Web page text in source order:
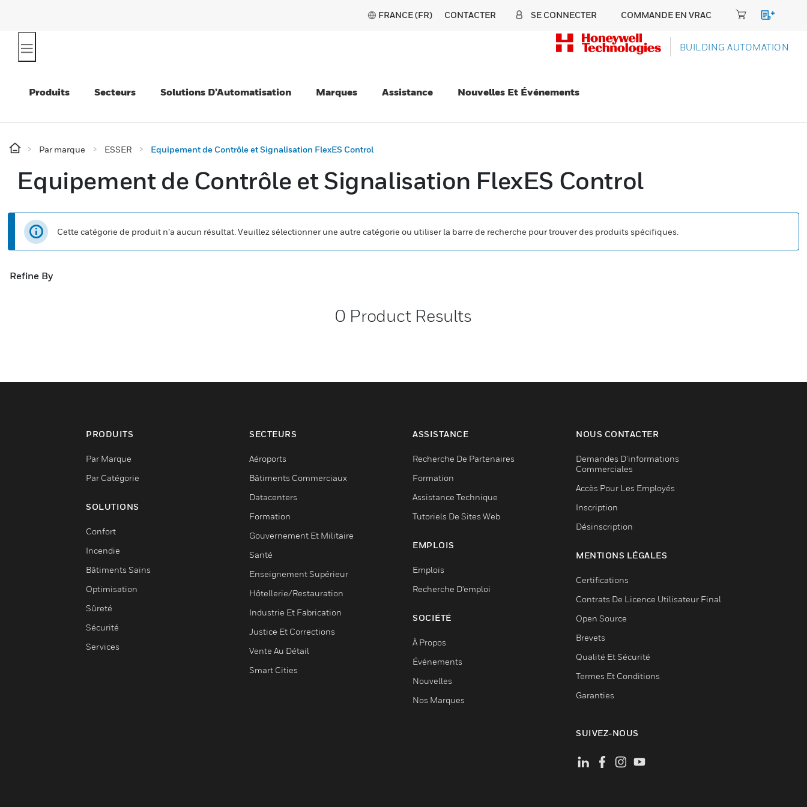
FRANCE (FR) CONTACTER SE CONNECTER COMMANDE EN VRAC
BUILDING AUTOMATION
Produits Secteurs Solutions D’Automatisation Marques Assistance Nouvelles Et Événements
Par marque ESSER Equipement de Contrôle et Signalisation FlexES Control
Equipement de Contrôle et Signalisation FlexES Control
Cette catégorie de produit n’a aucun résultat. Veuillez sélectionner une autre catégorie ou utiliser la barre de recherche pour trouver des produits spécifiques.
Refine By
0 Product Results
PRODUITS
Par Marque
Par Catégorie
SOLUTIONS
Confort
Incendie
Bâtiments Sains
Optimisation
Sûreté
Sécurité
Services
SECTEURS
Aéroports
Bâtiments Commerciaux
Datacenters
Formation
Gouvernement Et Militaire
Santé
Enseignement Supérieur
Hôtellerie/Restauration
Industrie Et Fabrication
Justice Et Corrections
Vente Au Détail
Smart Cities
ASSISTANCE
Recherche De Partenaires
Formation
Assistance Technique
Tutoriels De Sites Web
EMPLOIS
Emplois
Recherche D'emploi
SOCIÉTÉ
À Propos
Événements
Nouvelles
Nos Marques
NOUS CONTACTER
Demandes D’informations
Commerciales
Accès Pour Les Employés
Inscription
Désinscription
MENTIONS LÉGALES
Certifications
Contrats De Licence Utilisateur Final
Open Source
Brevets
Qualité Et Sécurité
Termes Et Conditions
Garanties
SUIVEZ-NOUS